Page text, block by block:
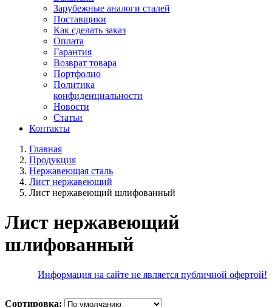
Зарубежные аналоги сталей
Поставщики
Как сделать заказ
Оплата
Гарантия
Возврат товара
Портфолио
Политика
конфиденциальности
Новости
Статьи
Контакты
Главная
Продукция
Нержавеющая сталь
Лист нержавеющий
Лист нержавеющий шлифованный
Лист нержавеющий
шлифованный
Информация на сайте не является публичной офертой!
Сортировка: